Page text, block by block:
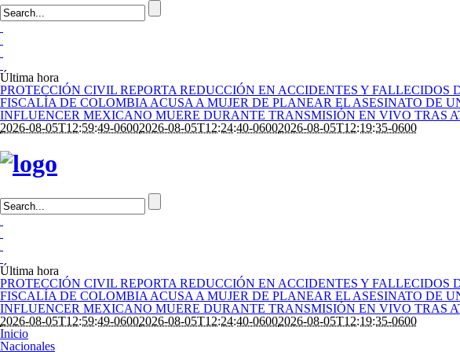
Última hora
PROTECCIÓN CIVIL REPORTA REDUCCIÓN EN ACCIDENTES Y FALLECIDOS
FISCALÍA DE COLOMBIA ACUSA A MUJER DE PLANEAR EL ASESINATO DE
INFLUENCER MEXICANO MUERE DURANTE TRANSMISIÓN EN VIVO TRAS
2026-08-05T12:59:49-06002026-08-05T12:24:40-06002026-08-05T12:19:35-0600
Última hora
PROTECCIÓN CIVIL REPORTA REDUCCIÓN EN ACCIDENTES Y FALLECIDOS
FISCALÍA DE COLOMBIA ACUSA A MUJER DE PLANEAR EL ASESINATO DE
INFLUENCER MEXICANO MUERE DURANTE TRANSMISIÓN EN VIVO TRAS
2026-08-05T12:59:49-06002026-08-05T12:24:40-06002026-08-05T12:19:35-0600
Inicio
Nacionales